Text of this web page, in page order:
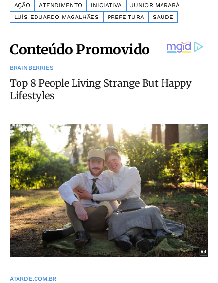
AÇÃO ATENDIMENTO INICIATIVA
JUNIOR MARABÁ
LUÍS EDUARDO MAGALHÃES
PREFEITURA SAÚDE